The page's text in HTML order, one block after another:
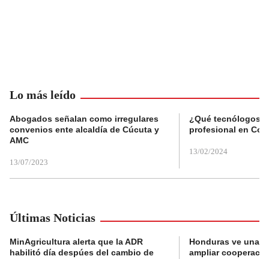
Lo más leído
Abogados señalan como irregulares
convenios ente alcaldía de Cúcuta y
AMC
13/07/2023
¿Qué tecnólogos
profesional en
13/02/2024
Últimas Noticias
MinAgricultura alerta que la ADR
habilitó día despúes del cambio de
Honduras ve una
ampliar